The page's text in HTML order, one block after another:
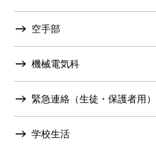
空手部
機械電気科
緊急連絡（生徒・保護者用）
学校生活